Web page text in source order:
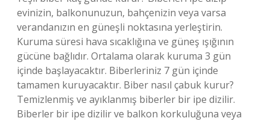
evinizin, balkonunuzun, bahçenizin veya varsa
verandanızın en güneşli noktasına yerleştirin.
Kuruma süresi hava sıcaklığına ve güneş ışığının
gücüne bağlıdır. Ortalama olarak kuruma 3 gün
içinde başlayacaktır. Biberleriniz 7 gün içinde
tamamen kuruyacaktır. Biber nasıl çabuk kurur?
Temizlenmiş ve ayıklanmış biberler bir ipe dizilir.
Biberler bir ipe dizilir ve balkon korkuluğuna veya